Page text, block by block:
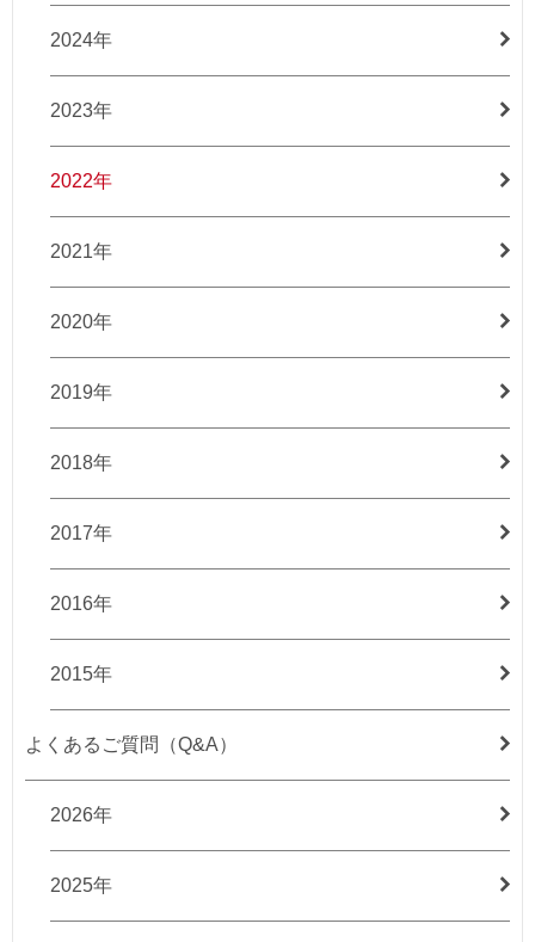
2024年
2023年
2022年
2021年
2020年
2019年
2018年
2017年
2016年
2015年
よくあるご質問（Q&A）
2026年
2025年